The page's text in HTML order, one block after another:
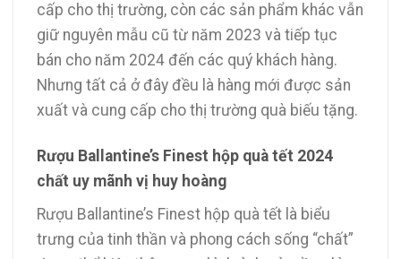
cấp cho thị trường, còn các sản phẩm khác vẫn
giữ nguyên mẫu cũ từ năm 2023 và tiếp tục
bán cho năm 2024 đến các quý khách hàng.
Nhưng tất cả ở đây đều là hàng mới được sản
xuất và cung cấp cho thị trường quà biếu tặng.
Rượu Ballantine’s Finest hộp quà tết 2024
chất uy mãnh vị huy hoàng
Rượu Ballantine’s Finest hộp quà tết là biểu
trưng của tinh thần và phong cách sống “chất”